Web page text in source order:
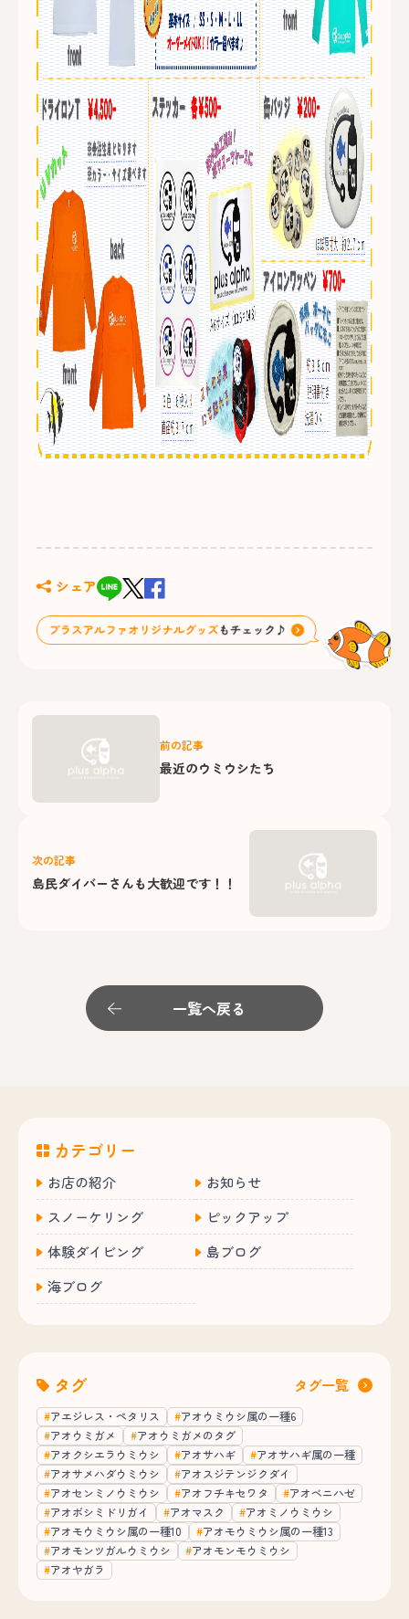
シェア
前の記事
最近のウミウシたち
次の記事
島民ダイバーさんも大歓迎です！！
一覧へ戻る
カテゴリー
お店の紹介
お知らせ
スノーケリング
ピックアップ
体験ダイビング
島ブログ
海ブログ
タグ タグ一覧
アエジレス・ペタリス
アオウミウシ属の一種6
アオウミガメ
アオウミガメのタグ
アオクシエラウミウシ
アオサハギ
アオサハギ属の一種
アオサメハダウミウシ
アオスジテンジクダイ
アオセンミノウミウシ
アオフチキセワタ
アオベニハゼ
アオボシミドリガイ
アオマスク
アオミノウミウシ
アオモウミウシ属の一種10
アオモウミウシ属の一種13
アオモンツガルウミウシ
アオモンモウミウシ
アオヤガラ